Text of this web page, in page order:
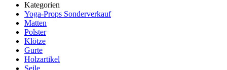
Kategorien
Yoga-Props Sonderverkauf
Matten
Polster
Klötze
Gurte
Holzartikel